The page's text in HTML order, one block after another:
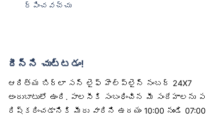
ర్పించవచ్చు
దీన్ని చుట్టడం!
ఆదిత్య బిర్లా సన్ లైఫ్ హెల్ప్‌లైన్ నంబర్ 24X7
అందుబాటులో ఉంది. పాలసీకి సంబంధించిన మీ సందేహాలను ప
రిష్కరించడానికి మీరు వారిని ఉదయం 10:00 నుండి 07:00